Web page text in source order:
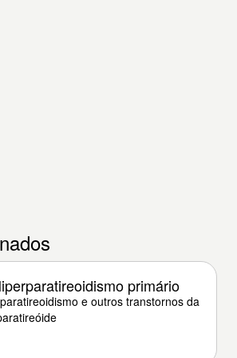
primário
e outros transtornos da